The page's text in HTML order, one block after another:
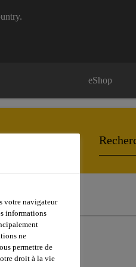
eShop
Sikaflex®-953 L30
votre navigateur
informations
ne
permettre de
droit à la vie